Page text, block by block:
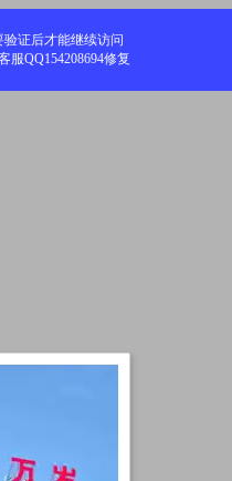
验证后才能继续访问
服QQ154208694修复